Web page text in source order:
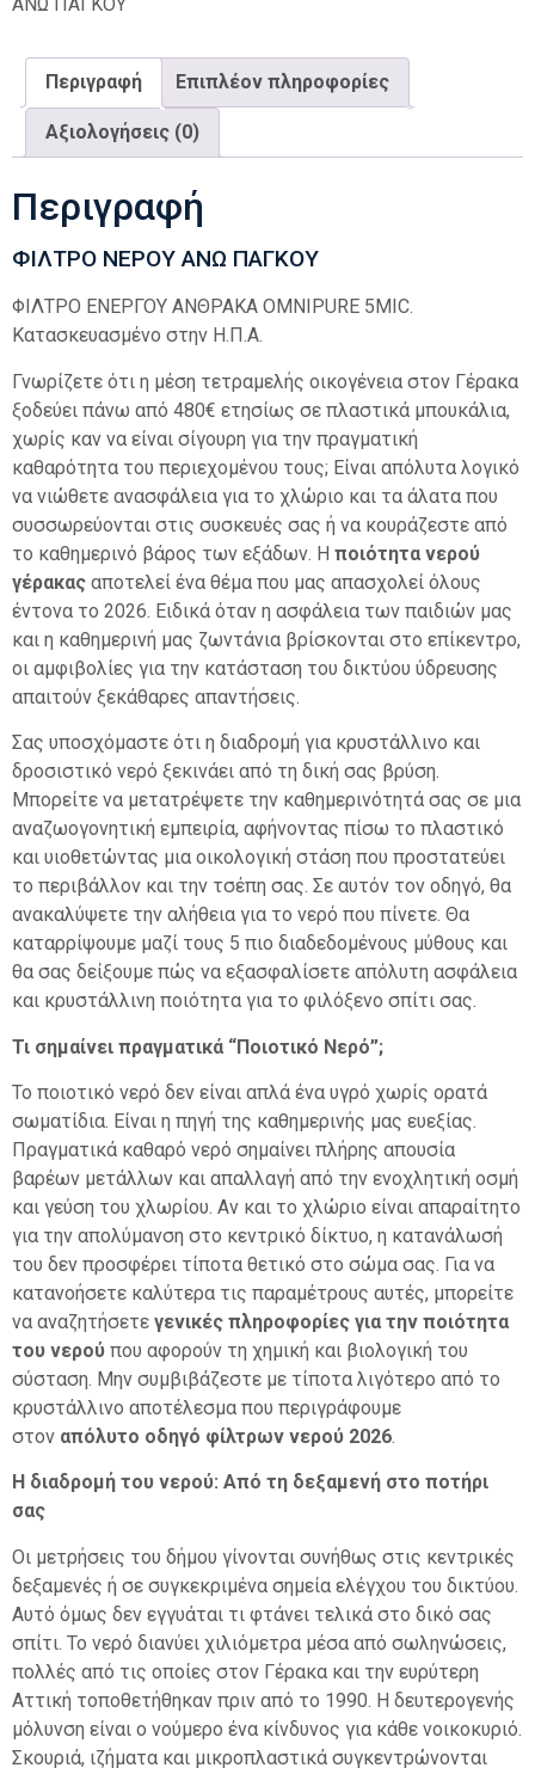
Περιγραφή Επιπλέον πληροφορίες
Αξιολογήσεις (0)
Περιγραφή
ΦΙΛΤΡΟ ΝΕΡΟΥ ΑΝΩ ΠΑΓΚΟΥ
ΦΙΛΤΡΟ ΕΝΕΡΓΟΥ ΑΝΘΡΑΚΑ OMNIPURE 5MIC.
Κατασκευασμένο στην Η.Π.Α.
Γνωρίζετε ότι η μέση τετραμελής οικογένεια στον Γέρακα
ξοδεύει πάνω από 480€ ετησίως σε πλαστικά μπουκάλια,
χωρίς καν να είναι σίγουρη για την πραγματική
καθαρότητα του περιεχομένου τους; Είναι απόλυτα λογικό
να νιώθετε ανασφάλεια για το χλώριο και τα άλατα που
συσσωρεύονται στις συσκευές σας ή να κουράζεστε από
το καθημερινό βάρος των εξάδων. Η ποιότητα νερού
γέρακας αποτελεί ένα θέμα που μας απασχολεί όλους
έντονα το 2026. Ειδικά όταν η ασφάλεια των παιδιών μας
και η καθημερινή μας ζωντάνια βρίσκονται στο επίκεντρο,
οι αμφιβολίες για την κατάσταση του δικτύου ύδρευσης
απαιτούν ξεκάθαρες απαντήσεις.
Σας υποσχόμαστε ότι η διαδρομή για κρυστάλλινο και
δροσιστικό νερό ξεκινάει από τη δική σας βρύση.
Μπορείτε να μετατρέψετε την καθημερινότητά σας σε μια
αναζωογονητική εμπειρία, αφήνοντας πίσω το πλαστικό
και υιοθετώντας μια οικολογική στάση που προστατεύει
το περιβάλλον και την τσέπη σας. Σε αυτόν τον οδηγό, θα
ανακαλύψετε την αλήθεια για το νερό που πίνετε. Θα
καταρρίψουμε μαζί τους 5 πιο διαδεδομένους μύθους και
θα σας δείξουμε πώς να εξασφαλίσετε απόλυτη ασφάλεια
και κρυστάλλινη ποιότητα για το φιλόξενο σπίτι σας.
Τι σημαίνει πραγματικά “Ποιοτικό Νερό”;
Το ποιοτικό νερό δεν είναι απλά ένα υγρό χωρίς ορατά
σωματίδια. Είναι η πηγή της καθημερινής μας ευεξίας.
Πραγματικά καθαρό νερό σημαίνει πλήρης απουσία
βαρέων μετάλλων και απαλλαγή από την ενοχλητική οσμή
και γεύση του χλωρίου. Αν και το χλώριο είναι απαραίτητο
για την απολύμανση στο κεντρικό δίκτυο, η κατανάλωσή
του δεν προσφέρει τίποτα θετικό στο σώμα σας. Για να
κατανοήσετε καλύτερα τις παραμέτρους αυτές, μπορείτε
να αναζητήσετε γενικές πληροφορίες για την ποιότητα
του νερού που αφορούν τη χημική και βιολογική του
σύσταση. Μην συμβιβάζεστε με τίποτα λιγότερο από το
κρυστάλλινο αποτέλεσμα που περιγράφουμε
στον απόλυτο οδηγό φίλτρων νερού 2026.
Η διαδρομή του νερού: Από τη δεξαμενή στο ποτήρι
σας
Οι μετρήσεις του δήμου γίνονται συνήθως στις κεντρικές
δεξαμενές ή σε συγκεκριμένα σημεία ελέγχου του δικτύου.
Αυτό όμως δεν εγγυάται τι φτάνει τελικά στο δικό σας
σπίτι. Το νερό διανύει χιλιόμετρα μέσα από σωληνώσεις,
πολλές από τις οποίες στον Γέρακα και την ευρύτερη
Αττική τοποθετήθηκαν πριν από το 1990. Η δευτερογενής
μόλυνση είναι ο νούμερο ένα κίνδυνος για κάθε νοικοκυριό.
Σκουριά, ιζήματα και μικροπλαστικά συγκεντρώνονται